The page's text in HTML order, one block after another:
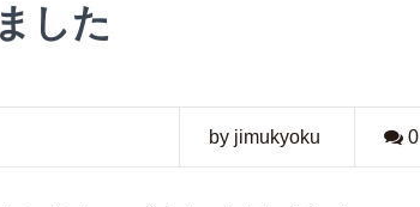
した
by jimukyoku 0